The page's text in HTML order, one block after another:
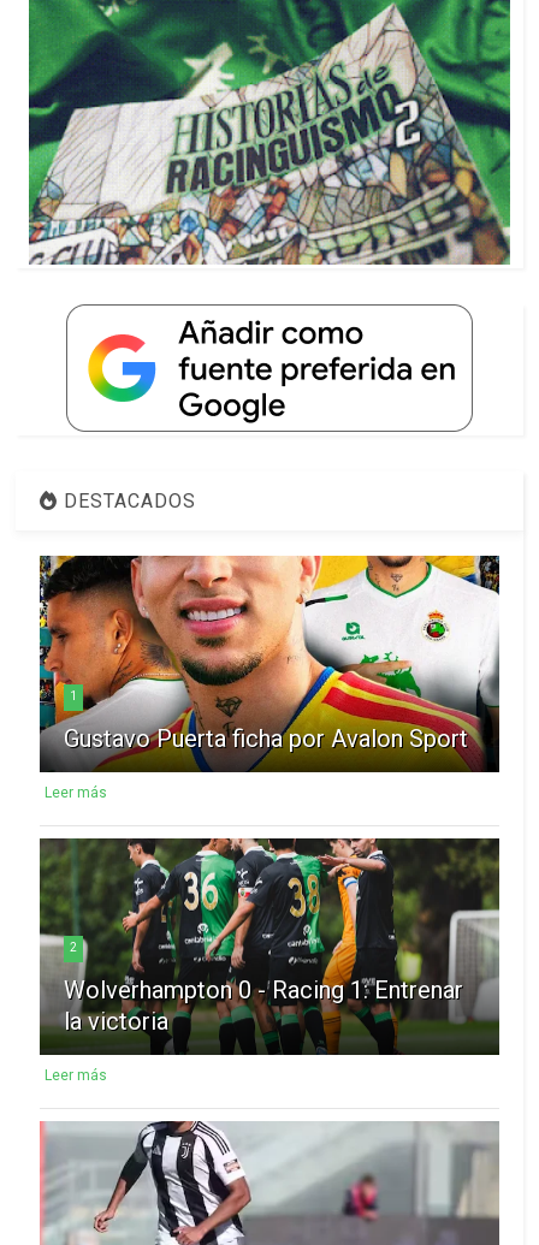
DESTACADOS
1
Gustavo Puerta ficha por Avalon Sport
Leer más
2
Wolverhampton 0 - Racing 1: Entrenar
la victoria
Leer más